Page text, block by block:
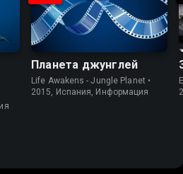
Планета джунглей
Life Awakens - Jungle Planet •
2015, Испания, Информация